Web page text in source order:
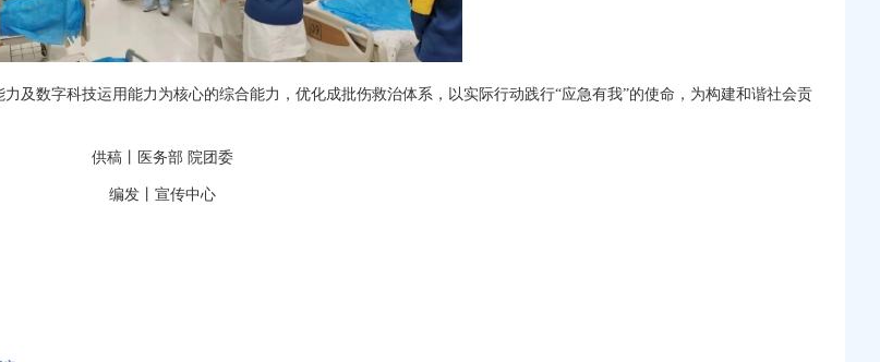
及数字科技运用能力为核心的综合能力，优化成批伤救治体系，以实际行动践行“应急有我”的使命，为构建和谐社会贡
供稿丨 医务部 院团委
编发丨 宣传中心